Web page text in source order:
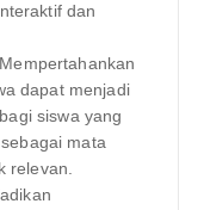
dan
Mempertahankan
dapat menjadi
siswa yang
mata
relevan.